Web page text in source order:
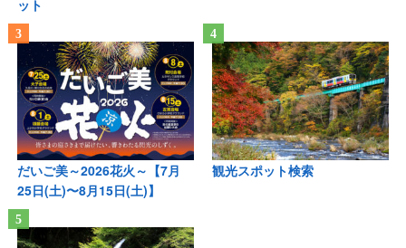
ット
だいご美～2026花火～【7月
25日(土)〜8月15日(土)】
観光スポット検索